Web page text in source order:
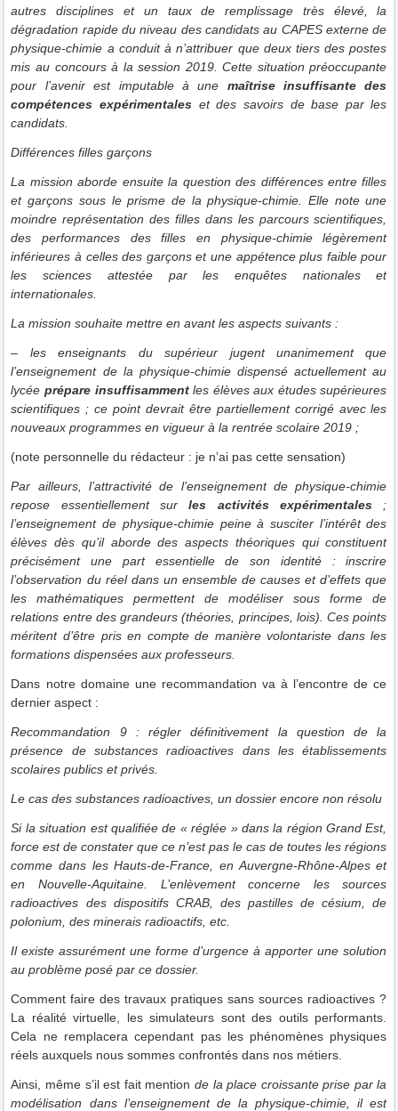
autres disciplines et un taux de remplissage très élevé, la
dégradation rapide du niveau des candidats au CAPES externe de
physique-chimie a conduit à n’attribuer que deux tiers des postes
mis au concours à la session 2019. Cette situation préoccupante
pour l’avenir est imputable à une maîtrise insuffisante des
compétences expérimentales et des savoirs de base par les
candidats.
Différences filles garçons
La mission aborde ensuite la question des différences entre filles
et garçons sous le prisme de la physique-chimie. Elle note une
moindre représentation des filles dans les parcours scientifiques,
des performances des filles en physique-chimie légèrement
inférieures à celles des garçons et une appétence plus faible pour
les sciences attestée par les enquêtes nationales et
internationales.
La mission souhaite mettre en avant les aspects suivants :
– les enseignants du supérieur jugent unanimement que
l’enseignement de la physique-chimie dispensé actuellement au
lycéeprépare insuffisammentles élèves aux études supérieures
scientifiques ; ce point devrait être partiellement corrigé avec les
nouveaux programmes en vigueur à la rentrée scolaire 2019 ;
(note personnelle du rédacteur : je n’ai pas cette sensation)
Par ailleurs, l’attractivité de l’enseignement de physique-chimie
repose essentiellement surles activités expérimentales ;
l’enseignement de physique-chimie peine à susciter l’intérêt des
élèves dès qu’il aborde des aspects théoriques qui constituent
précisément une part essentielle de son identité : inscrire
l’observation du réel dans un ensemble de causes et d’effets que
les mathématiques permettent de modéliser sous forme de
relations entre des grandeurs (théories, principes, lois). Ces points
méritent d’être pris en compte de manière volontariste dans les
formations dispensées aux professeurs.
Dans notre domaine une recommandation va à l’encontre de ce
dernier aspect :
Recommandation 9: régler définitivement la question de la
présence de substances radioactives dans les établissements
scolaires publics et privés.
Le cas des substances radioactives, un dossier encore non résolu
Si la situation est qualifiée de « réglée » dans la région Grand Est,
force est de constater que ce n’est pas le cas de toutes les régions
comme dans les Hauts-de-France, en Auvergne-Rhône-Alpes et
en Nouvelle-Aquitaine. L’enlèvement concerne les sources
radioactives des dispositifs CRAB, des pastilles de césium, de
polonium, des minerais radioactifs, etc.
Il existe assurément une forme d’urgence à apporter une solution
au problème posé par ce dossier.
Comment faire des travaux pratiques sans sources radioactives ?
La réalité virtuelle, les simulateurs sont des outils performants.
Cela ne remplacera cependant pas les phénomènes physiques
réels auxquels nous sommes confrontés dans nos métiers.
Ainsi, même s’il est fait mention de la place croissante prise par la
modélisation dans l’enseignement de la physique-chimie, il est